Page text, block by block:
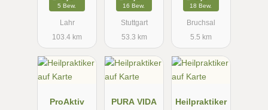
5 Bew.
Lahr
103.4 km
16 Bew.
Stuttgart
53.3 km
Köhler
18 Bew.
Bruchsal
5.5 km
ProAktiv
PURA VIDA
Heilpraktiker